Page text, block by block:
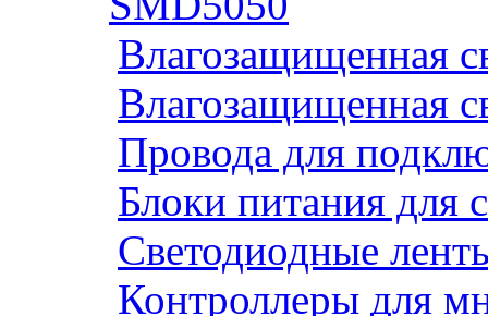
Влагозащищенная
Влагозащищенная
Провода для
Блоки питания для
Светодиодные
Контроллеры для